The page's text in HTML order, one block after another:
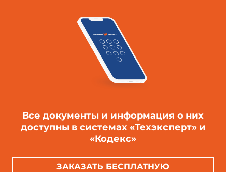
Все документы и информация о них
доступны в системах «Техэксперт» и
«Кодекс»
ЗАКАЗАТЬ БЕСПЛАТНУЮ